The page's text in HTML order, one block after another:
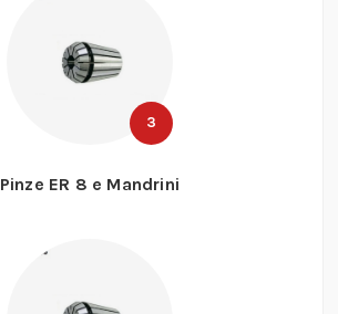
3
Pinze ER 8 e Mandrini